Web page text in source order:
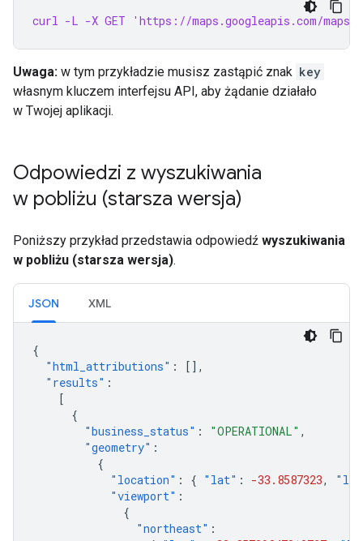
curl -L -X GET 'https://maps.googleapis.com/maps/
Uwaga: w tym przykładzie musisz zastąpić znak key
własnym kluczem interfejsu API, aby żądanie działało
w Twojej aplikacji.
Odpowiedzi z wyszukiwania
w pobliżu (starsza wersja)
Poniższy przykład przedstawia odpowiedź wyszukiwania
w pobliżu (starsza wersja).
JSON XML
{
"html_attributions" :
[],
"results" :
[
{
"business_status" : "OPERATIONAL" ,
"geometry" :
{
"location" : { "lat" : -33.8587323,
"viewport" :
{
"northeast" :